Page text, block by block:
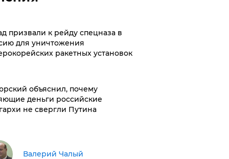
призвали к рейду спецназа в
для уничтожения
ракетных установок
объяснил, почему
деньги российские
не свергли Путина
Валерий Чалый